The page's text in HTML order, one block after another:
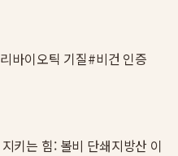
바이오틱 기질#비건 인증
키는 힘: 볼비 단쇄지방산 이